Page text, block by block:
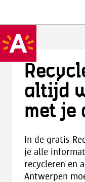
altijd
met je
In de gratis
je alle
recycleren en
Antwerpen